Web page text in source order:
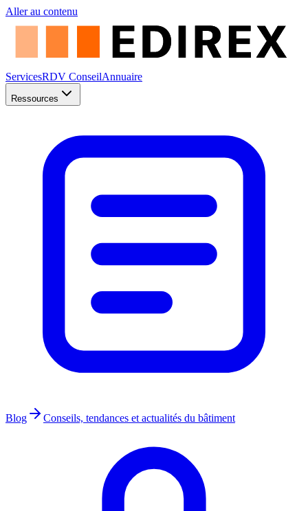
Aller au contenu
ServicesRDV ConseilAnnuaire
Ressources
Blog Conseils, tendances et actualités du bâtiment